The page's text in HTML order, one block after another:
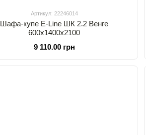
Артикул: 22246014
Шафа-купе E-Line ШК 2.2 Венге
600х1400х2100
9 110.00 грн